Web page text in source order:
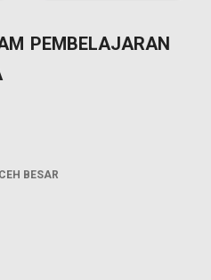
PEMBELAJARAN
BESAR